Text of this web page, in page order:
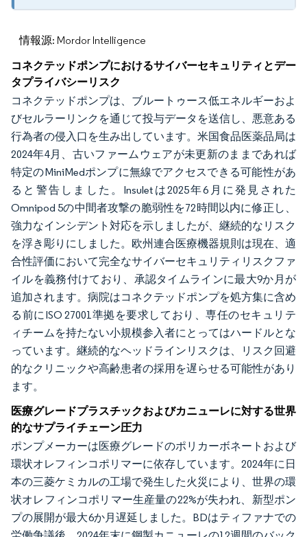
情報源: Mordor Intelligence
コネクテッドポンプにおけるサイバーセキュリティとデー
タプライバシーリスク
コネクテッドポンプは、ブルートゥース低エネルギーおよ
びセルラーリンクを通じて投与データを送信し、悪意ある
行為者の侵入口を生み出しています。米国食品医薬品局は
2024年4月、古いファームウェアが未更新のままであれば
特定のMiniMedポンプに無線でアクセスできる可能性があ
ると警告しました。Insuletは2025年6月に発見された
Omnipod 5の中間者攻撃の脆弱性を72時間以内に修正し、
強力なインシデント対応を示しましたが、継続的なリスク
を浮き彫りにしました。欧州連合医療機器規則は現在、適
合性評価において完全なサイバーセキュリティリスクファ
イルを義務付けており、承認タイムラインに最大9か月が
追加されます。病院はコネクテッドポンプを処方集に含め
る前にISO 27001準拠を要求しており、専任のセキュリテ
ィチームを持たない小規模参入者にとってはハードルとな
っています。継続的なヘッドラインリスクは、リスク回避
的なクリニックや高齢患者の採用を遅らせる可能性があり
ます。
医療グレードプラスチックおよびカニューレに対する世界
的なサプライチェーン圧力
ポンプメーカーは医療グレードのポリカーボネートおよび
環状オレフィンコポリマーに依存しています。2024年に日
本の三菱ケミカルの工場で発生した火災により、世界の環
状オレフィンコポリマー生産量の22%が失われ、新型ポン
プの展開が最大6か月遅延しました。BDはティファナでの